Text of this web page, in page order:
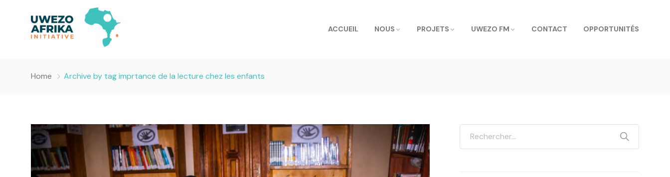
ACCUEIL NOUS PROJETS UWEZO FM CONTACT OPPORTUNITÉS
Home Archive by tag imprtance de la lecture chez les enfants